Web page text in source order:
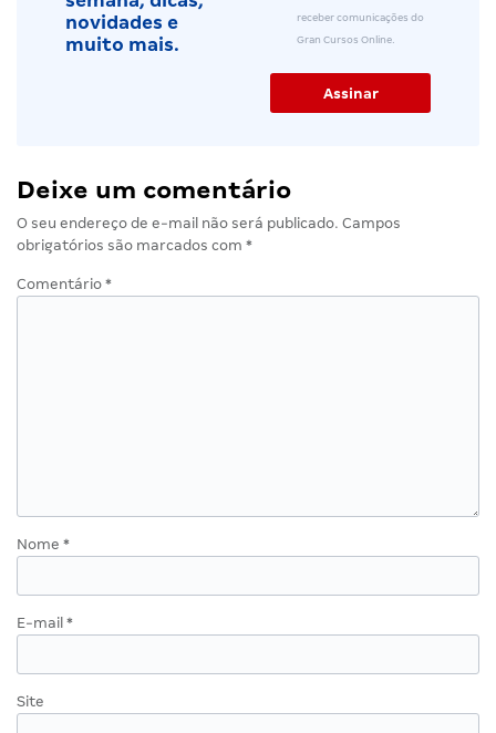
novidades e
muito mais.
receber comunicações do
Gran Cursos Online.
Deixe um comentário
O seu endereço de e-mail não será publicado. Campos
obrigatórios são marcados com *
Comentário *
Nome *
E-mail *
Site